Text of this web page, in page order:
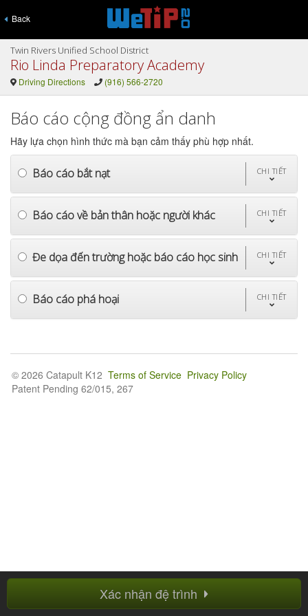
Back
Twin Rivers Unified School District
Rio Linda Preparatory Academy
Driving Directions (916) 566-2720
Báo cáo cộng đồng ẩn danh
Hãy lựa chọn hình thức mà bạn cảm thấy phù hợp nhất.
Báo cáo bắt nạt CHI TIẾT
Báo cáo về bản thân hoặc người khác CHI TIẾT
Đe dọa đến trường hoặc báo cáo học sinh CHI TIẾT
Báo cáo phá hoại CHI TIẾT
Xác nhận đệ trình
© 2026 Catapult K12 Terms of Service Privacy Policy
Patent Pending 62/015, 267